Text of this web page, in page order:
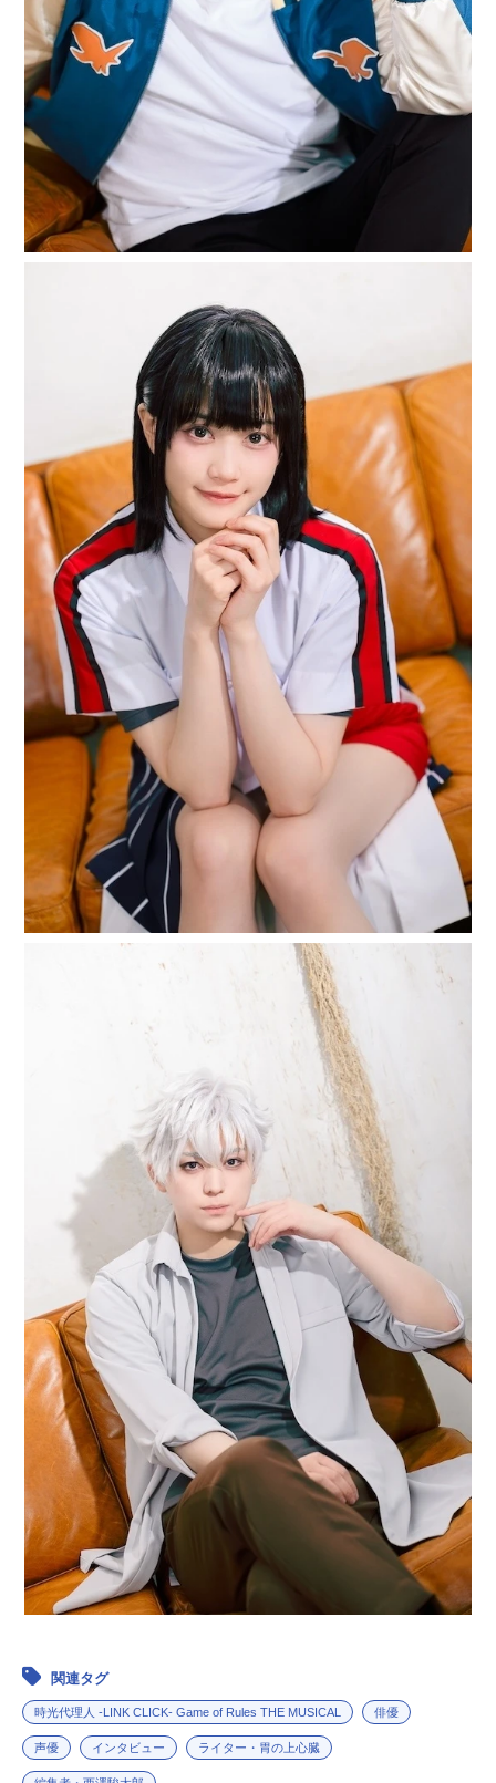
関連タグ
時光代理人 -LINK CLICK- Game of Rules THE MUSICAL 俳優
声優 インタビュー ライター・胃の上心臓